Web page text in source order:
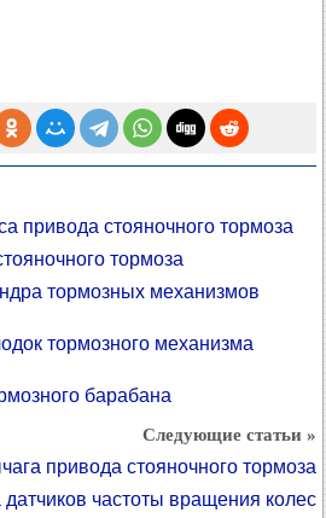
привода стояночного тормоза
тормоза
тормозных механизмов
тормозного механизма
барабана
Следующие статьи »
привода стояночного тормоза
частоты вращения колес